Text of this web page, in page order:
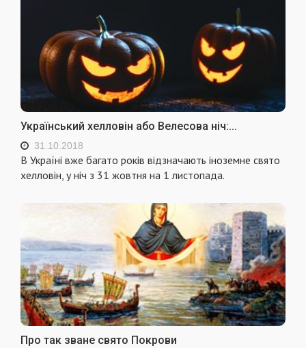
Український хелловін або Велесова ніч:...
31.10.2018
В Україні вже багато років відзначають іноземне свято
хелловін, у ніч з 31 жовтня на 1 листопада.
Про так зване свято Покрови